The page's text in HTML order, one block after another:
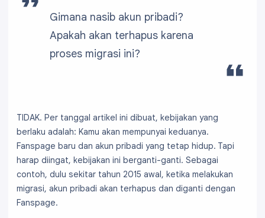
Gimana nasib akun pribadi?
Apakah akan terhapus karena
proses migrasi ini?
TIDAK. Per tanggal artikel ini dibuat, kebijakan yang
berlaku adalah: Kamu akan mempunyai keduanya.
Fanspage baru dan akun pribadi yang tetap hidup. Tapi
harap diingat, kebijakan ini berganti-ganti. Sebagai
contoh, dulu sekitar tahun 2015 awal, ketika melakukan
migrasi, akun pribadi akan terhapus dan diganti dengan
Fanspage.